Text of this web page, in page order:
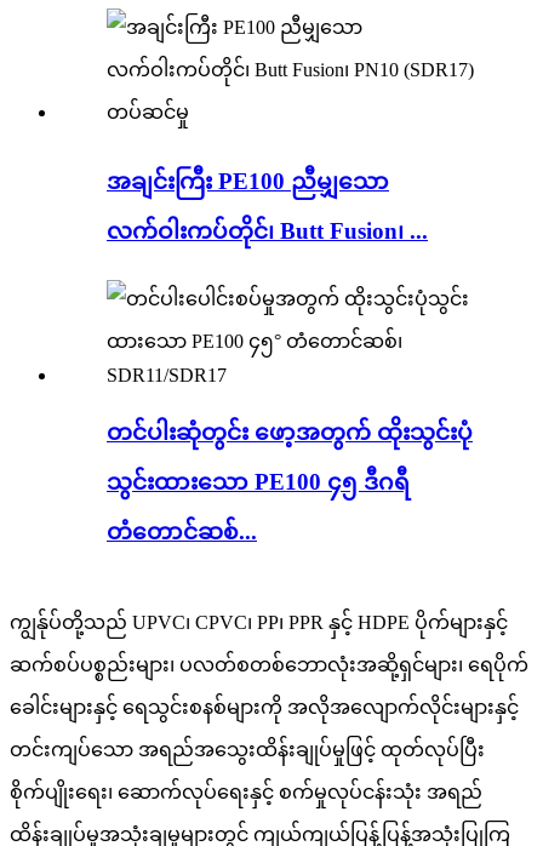
အချင်းကြီး PE100 ညီမျှသော
လက်ဝါးကပ်တိုင်၊ Butt Fusion၊ ...
တင်ပါးဆုံတွင်း ဖော့အတွက် ထိုးသွင်းပုံ
သွင်းထားသော PE100 ၄၅ ဒီဂရီ
တံတောင်ဆစ်...
ကျွန်ုပ်တို့သည် UPVC၊ CPVC၊ PP၊ PPR နှင့် HDPE ပိုက်များနှင့်
ဆက်စပ်ပစ္စည်းများ၊ ပလတ်စတစ်ဘောလုံးအဆို့ရှင်များ၊ ရေပိုက်
ခေါင်းများနှင့် ရေသွင်းစနစ်များကို အလိုအလျောက်လိုင်းများနှင့်
တင်းကျပ်သော အရည်အသွေးထိန်းချုပ်မှုဖြင့် ထုတ်လုပ်ပြီး
စိုက်ပျိုးရေး၊ ဆောက်လုပ်ရေးနှင့် စက်မှုလုပ်ငန်းသုံး အရည်
ထိန်းချုပ်မှုအသုံးချမှုများတွင် ကျယ်ကျယ်ပြန့်ပြန့်အသုံးပြုကြ